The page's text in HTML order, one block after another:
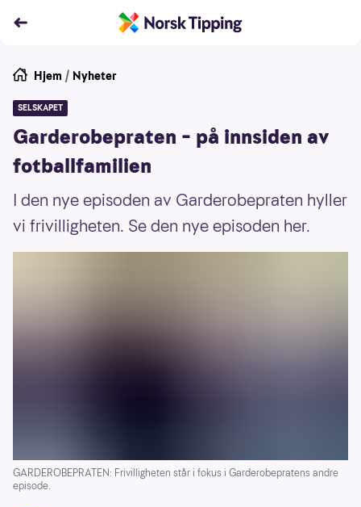
Hjem / Nyheter
SELSKAPET
Garderobepraten – på innsiden av
fotballfamilien
I den nye episoden av Garderobepraten hyller
vi frivilligheten. Se den nye episoden her.
GARDEROBEPRATEN: Frivilligheten står i fokus i Garderobepratens andre
episode.